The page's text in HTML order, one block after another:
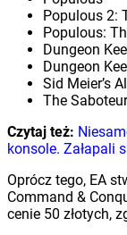
Populous 2:
Populous:
Dungeon
Dungeon
Sid Meier’s
The Saboteur
Czytaj też:
konsole. Załapali
Oprócz tego, EA
Command &
cenie 50 złotych,